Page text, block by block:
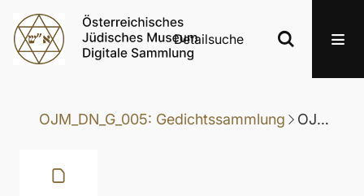
Detailsuche
OJM_DN_G_005: Gedichtssammlung OJM_DN_G_005-049: Gedicht